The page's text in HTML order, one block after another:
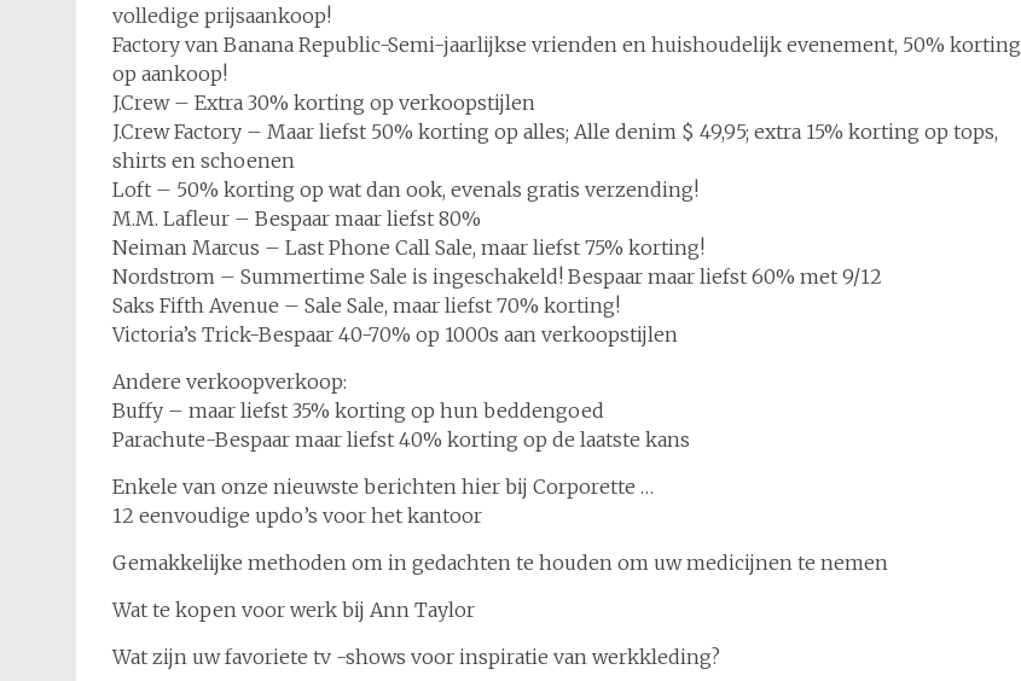
volledige prijsaankoop!
Factory van Banana Republic-Semi-jaarlijkse vrienden en huishoudelijk evenement, 50% korting
op aankoop!
J.Crew – Extra 30% korting op verkoopstijlen
J.Crew Factory – Maar liefst 50% korting op alles; Alle denim $ 49,95; extra 15% korting op tops,
shirts en schoenen
Loft – 50% korting op wat dan ook, evenals gratis verzending!
M.M. Lafleur – Bespaar maar liefst 80%
Neiman Marcus – Last Phone Call Sale, maar liefst 75% korting!
Nordstrom – Summertime Sale is ingeschakeld! Bespaar maar liefst 60% met 9/12
Saks Fifth Avenue – Sale Sale, maar liefst 70% korting!
Victoria’s Trick-Bespaar 40-70% op 1000s aan verkoopstijlen
Andere verkoopverkoop:
Buffy – maar liefst 35% korting op hun beddengoed
Parachute-Bespaar maar liefst 40% korting op de laatste kans
Enkele van onze nieuwste berichten hier bij Corporette …
12 eenvoudige updo’s voor het kantoor
Gemakkelijke methoden om in gedachten te houden om uw medicijnen te nemen
Wat te kopen voor werk bij Ann Taylor
Wat zijn uw favoriete tv -shows voor inspiratie van werkkleding?